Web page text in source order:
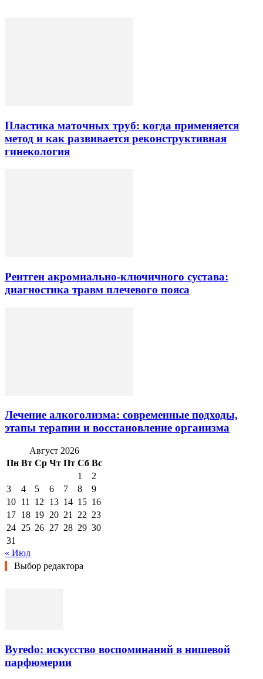
Пластика маточных труб: когда применяется
метод и как развивается реконструктивная
гинекология
Рентген акромиально-ключичного сустава:
диагностика травм плечевого пояса
Лечение алкоголизма: современные подходы,
этапы терапии и восстановление организма
Август 2026
Пн Вт Ср Чт Пт Сб Вс
1
2
3
4 5 6 7 8
9
10 11 12 13 14 15 16
17 18 19 20 21 22 23
24 25 26 27 28 29 30
31
« Июл
Выбор редактора
Byredo: искусство воспоминаний в нишевой
парфюмерии